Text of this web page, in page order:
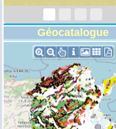
Géocatalogue